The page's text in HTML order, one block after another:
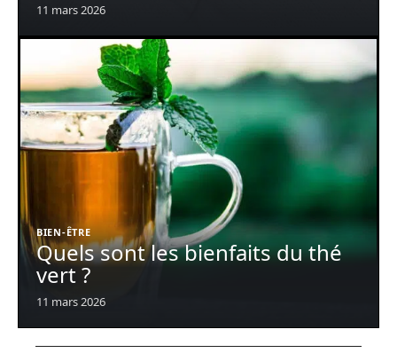
11 mars 2026
BIEN-ÊTRE
Quels sont les bienfaits du thé
vert ?
11 mars 2026